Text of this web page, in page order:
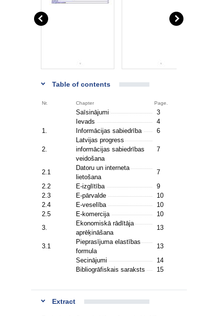
Table of contents
Nr. Chapter Page.
Saīsinājumi
3
Ievads
4
1.
Informācijas sabiedrība 6
2.
Latvijas progress
informācijas sabiedrības
veidošana
7
2.1
Datoru un interneta
lietošana
7
2.2
E-izglītība
9
2.3
E-pārvalde
10
2.4
E-veselība
10
2.5
E-komercija
10
3.
Ekonomiskā rādītāja
aprēķināšana
13
3.1
Pieprasījuma elastības
formula
13
Secinājumi
14
Bibliogrāfiskais saraksts
15
Extract